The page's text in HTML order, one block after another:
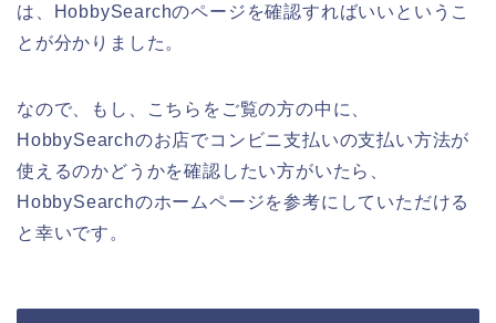
は、HobbySearchのページを確認すればいいというこ
とが分かりました。
なので、もし、こちらをご覧の方の中に、
HobbySearchのお店でコンビニ支払いの支払い方法が
使えるのかどうかを確認したい方がいたら、
HobbySearchのホームページを参考にしていただける
と幸いです。